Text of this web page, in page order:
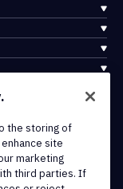
the storing of
site
marketing
third parties. If